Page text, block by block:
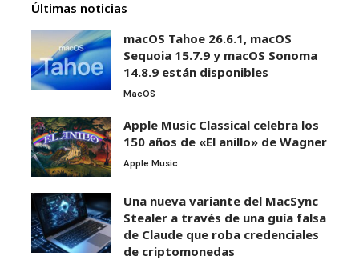
Últimas noticias
macOS Tahoe 26.6.1, macOS
Sequoia 15.7.9 y macOS Sonoma
14.8.9 están disponibles
MacOS
Apple Music Classical celebra los
150 años de «El anillo» de Wagner
Apple Music
Una nueva variante del MacSync
Stealer a través de una guía falsa
de Claude que roba credenciales
de criptomonedas